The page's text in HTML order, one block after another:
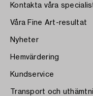
Kontakta våra
Våra Fine Art-resultat
Nyheter
Hemvärdering
Kundservice
Transport och